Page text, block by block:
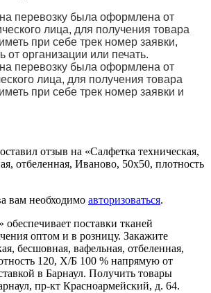
перевозку была оформлена от
лица, для получения товара
при себе трек номер заявки,
от организации или печать.
перевозку была оформлена от
лица, для получения товара
при себе трек номер заявки и
отзыв на «Салфетка техническая,
отбеленная, Иваново, 50х50, плотность
вам необходимо авторизоваться.
обеспечивает поставки тканей
оптом и в розницу. Закажите
бесшовная, вафельная, отбеленная,
120, Х/Б 100 % напрямую от
в Барнаул. Получить товары
пр-кт Красноармейский, д. 64.